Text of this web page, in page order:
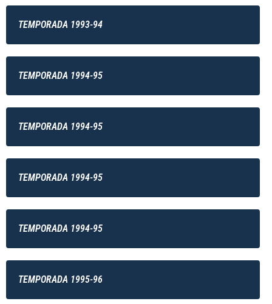
TEMPORADA 1993-94
TEMPORADA 1994-95
TEMPORADA 1994-95
TEMPORADA 1994-95
TEMPORADA 1994-95
TEMPORADA 1995-96